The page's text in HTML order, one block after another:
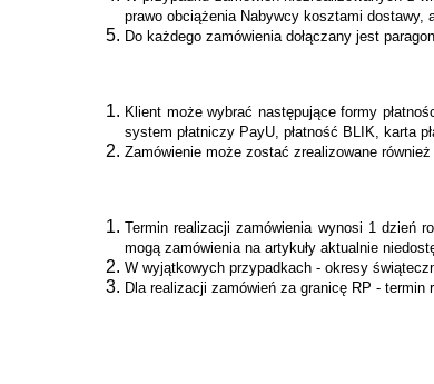
prawo obciążenia Nabywcy kosztami dostawy,
Do każdego zamówienia dołączany jest
Klient może wybrać następujące formy
system płatniczy PayU, płatność BLIK, karta
Zamówienie może zostać zrealizowane
Termin realizacji zamówienia wynosi 1 dzień
mogą zamówienia na artykuły aktualnie
W wyjątkowych przypadkach - okresy
Dla realizacji zamówień za granicę RP -